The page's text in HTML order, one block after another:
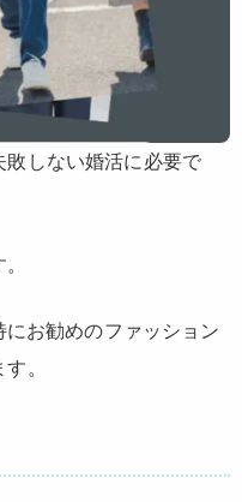
敗しない婚活に必要で
お勧めのファッション
。